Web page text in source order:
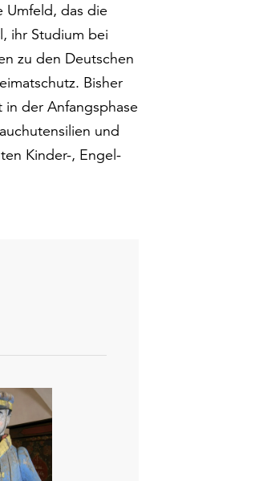
Umfeld, das die
ihr Studium bei
zu den Deutschen
Bisher
der Anfangsphase
und
Kinder-, Engel-